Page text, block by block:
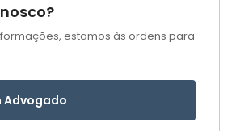
estamos às ordens para
Advogado